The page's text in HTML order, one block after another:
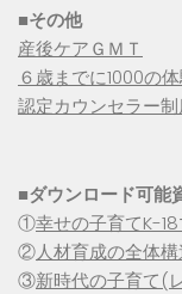
■その他
産後ケアＧＭＴ
６歳までに1000の
認定カウンセラー制
■ダウンロード可能
①幸せの子育てK-
②人材育成の全体
③新時代の子育て(